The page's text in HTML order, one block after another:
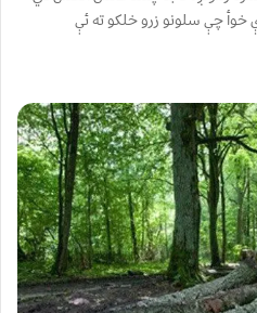
خوأ چې سلونو زرو خلکو ته ئې